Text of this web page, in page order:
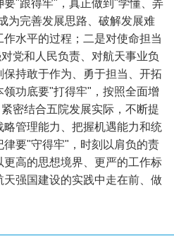
要"跟得牢" ，真正做到 "学懂、弄
为完善发展思路、破解发展难
水平的过程；二是对使命担当
对党和人民负责、对航天事业负
持敢于作为、勇于担当、开拓
领功底要"打得牢" ，按照全面增
密结合五院发展实际，不断提
管理能力、把握机遇能力和统
律要"守得牢" ，时刻以肩负的责
高的思想境界、更严的工作标
强国建设的实践中走在前、做